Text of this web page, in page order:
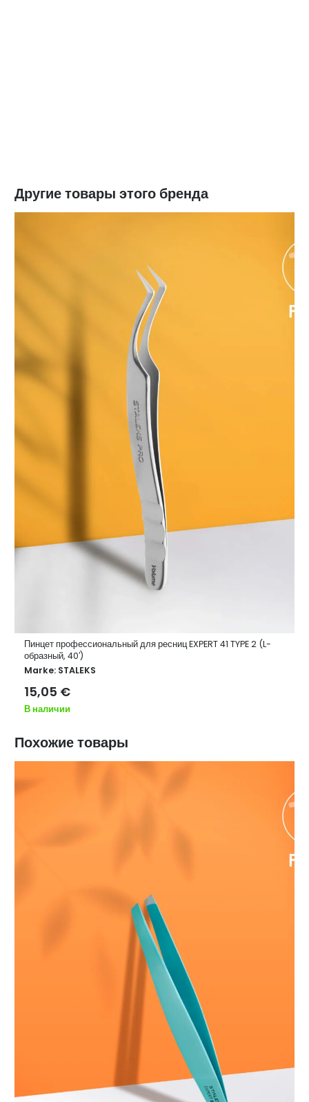
Другие товары этого бренда
Пинцет профессиональный для ресниц EXPERT 41 TYPE 2 (L-
образный, 40′)
Marke: STALEKS
15,05 €
В наличии
Похожие товары